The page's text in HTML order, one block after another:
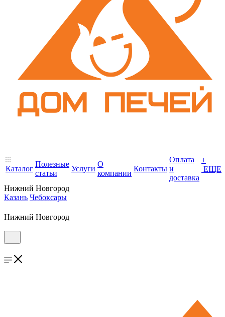
Каталог
Полезные
статьи
Услуги
О
компании
Контакты
Оплата
и
доставка
+
ЕЩЕ
Нижний Новгород
Казань Чебоксары
Нижний Новгород